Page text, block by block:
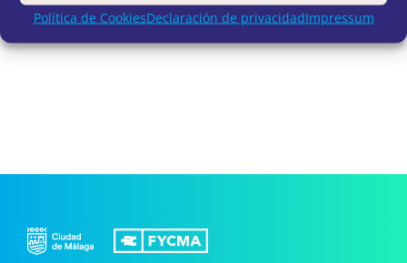
Política de CookiesDeclaración de privacidadImpressum